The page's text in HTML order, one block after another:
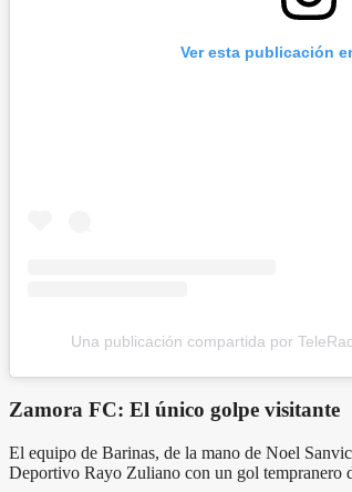
Ver esta publicación
Una publicación compartida por
Zamora FC: El único golpe visitante
El equipo de Barinas, de la mano de Noel
Deportivo Rayo Zuliano con un gol tempranero